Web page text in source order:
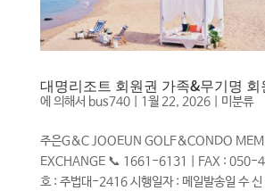
대명리조트 회원권 가족&무기명
에 의해서 bus740| 1월 22, 2026| 미분류
주은G&C JOOEUN GOLF&CONDO
EXCHANGE 📞 1661-6131 | FAX : 050-
호 : 주법대-2416 시행일자 : 메일발송일 수 신